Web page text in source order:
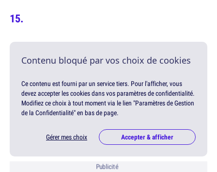
Contenu bloqué par vos choix de cookies
Ce contenu est fourni par un service tiers. Pour l'afficher, vous
devez accepter les cookies dans vos paramètres de confidentialité.
Modifiez ce choix à tout moment via le lien "Paramètres de Gestion
de la Confidentialité" en bas de page.
Gérer mes choix Accepter & afficher
Publicité